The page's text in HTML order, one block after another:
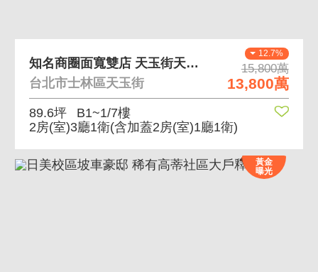
12.7%
15,800萬
13,800萬
知名商圈面寬雙店 天玉街天母圓環市集大面寬金店面
台北市士林區天玉街
89.6坪
B1~1/7樓
2房(室)3廳1衛(含加蓋2房(室)1廳1衛)
黃金
曝光